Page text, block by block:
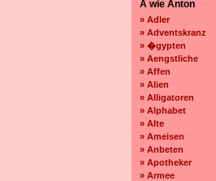
A wie Anton
» Adler
» Adventskranz
» �gypten
» Aengstliche
» Affen
» Alien
» Alligatoren
» Alphabet
» Alte
» Ameisen
» Anbeten
» Apotheker
» Armee